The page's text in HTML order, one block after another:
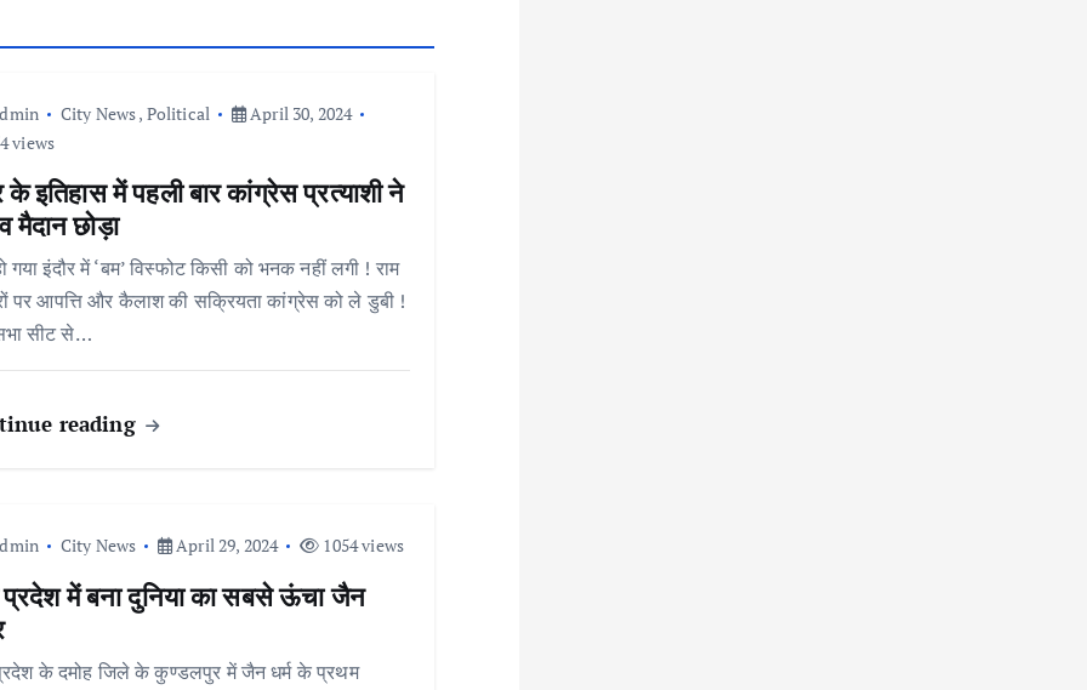
City News, Political
April 30, 2024
views
के इतिहास में पहली बार कांग्रेस प्रत्याशी ने
मैदान छोड़ा
गया इंदौर में ‘बम’ विस्फोट किसी को भनक नहीं लगी ! राम
पर आपत्ति और कैलाश की सक्रियता कांग्रेस को ले डुबी !
सीट से…
reading
City News April 29, 2024 1054 views
में बना दुनिया का सबसे ऊंचा जैन
के दमोह जिले के कुण्डलपुर में जैन धर्म के प्रथम